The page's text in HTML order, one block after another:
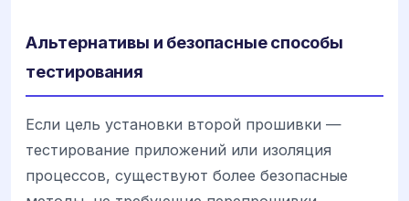
Альтернативы и безопасные способы
тестирования
Если цель установки второй прошивки —
тестирование приложений или изоляция
процессов, существуют более безопасные